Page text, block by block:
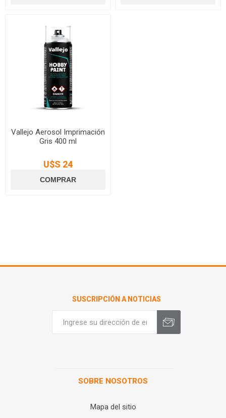
Vallejo Aerosol Imprimación
Gris 400 ml
U$S 24
SUSCRIPCIÓN A NOTICIAS
SOBRE NOSOTROS
Mapa del sitio